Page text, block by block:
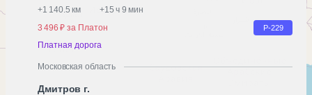
+1 140.5 км +15 ч 9 мин
3 496 ₽ за Платон
Р-229
Платная дорога
Московская область
Дмитров г.